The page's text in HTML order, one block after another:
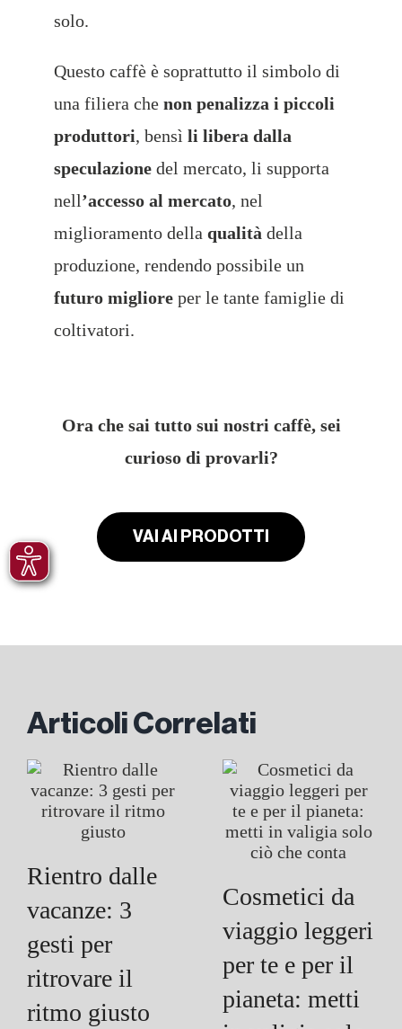
solo.
Questo caffè è soprattutto il simbolo di
una filiera che non penalizza i piccoli
produttori, bensì li libera dalla
speculazionedel mercato, li supporta
nell’accesso al mercato, nel
miglioramento della qualità della
produzione, rendendo possibile un
futuro miglioreper le tante famiglie di
coltivatori.
Ora che sai tutto sui nostri caffè, sei
curioso di provarli?
VAI AI PRODOTTI
Articoli Correlati
Rientro dalle
vacanze: 3
gesti per
ritrovare il
ritmo giusto
Cosmetici da
viaggio leggeri
per te e per il
pianeta: metti